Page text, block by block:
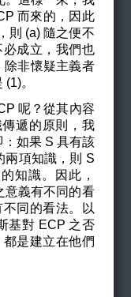
而來的，因此
則 (a) 隨之便不
必成立，我們也
除非懷疑主義者
。
呢？從其內容
遞的原則，我
如果 S 具有該
兩項知識，則 S
知識。因此，
意義有不同的看
同的看法。以
基對 ECP 之否
是建立在他們